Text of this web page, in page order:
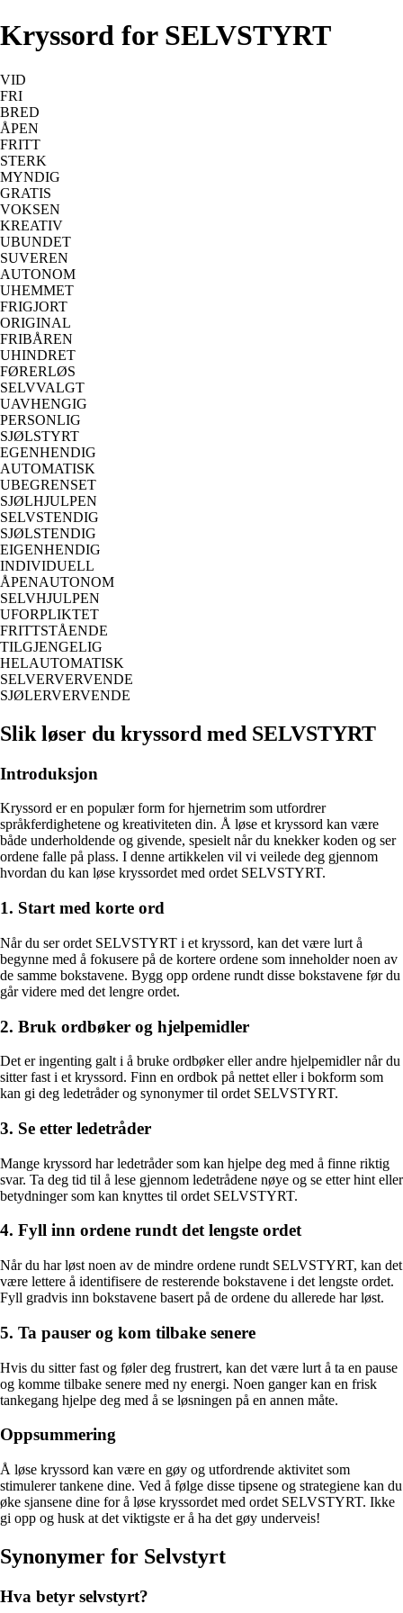
Kryssord for SELVSTYRT
VID
FRI
BRED
ÅPEN
FRITT
STERK
MYNDIG
GRATIS
VOKSEN
KREATIV
UBUNDET
SUVEREN
AUTONOM
UHEMMET
FRIGJORT
ORIGINAL
FRIBÅREN
UHINDRET
FØRERLØS
SELVVALGT
UAVHENGIG
PERSONLIG
SJØLSTYRT
EGENHENDIG
AUTOMATISK
UBEGRENSET
SJØLHJULPEN
SELVSTENDIG
SJØLSTENDIG
EIGENHENDIG
INDIVIDUELL
ÅPENAUTONOM
SELVHJULPEN
UFORPLIKTET
FRITTSTÅENDE
TILGJENGELIG
HELAUTOMATISK
SELVERVERVENDE
SJØLERVERVENDE
Slik løser du kryssord med SELVSTYRT
Introduksjon
Kryssord er en populær form for hjernetrim som utfordrer
språkferdighetene og kreativiteten din. Å løse et kryssord kan være
både underholdende og givende, spesielt når du knekker koden og ser
ordene falle på plass. I denne artikkelen vil vi veilede deg gjennom
hvordan du kan løse kryssordet med ordet SELVSTYRT.
1. Start med korte ord
Når du ser ordet SELVSTYRT i et kryssord, kan det være lurt å
begynne med å fokusere på de kortere ordene som inneholder noen av
de samme bokstavene. Bygg opp ordene rundt disse bokstavene før du
går videre med det lengre ordet.
2. Bruk ordbøker og hjelpemidler
Det er ingenting galt i å bruke ordbøker eller andre hjelpemidler når du
sitter fast i et kryssord. Finn en ordbok på nettet eller i bokform som
kan gi deg ledetråder og synonymer til ordet SELVSTYRT.
3. Se etter ledetråder
Mange kryssord har ledetråder som kan hjelpe deg med å finne riktig
svar. Ta deg tid til å lese gjennom ledetrådene nøye og se etter hint eller
betydninger som kan knyttes til ordet SELVSTYRT.
4. Fyll inn ordene rundt det lengste ordet
Når du har løst noen av de mindre ordene rundt SELVSTYRT, kan det
være lettere å identifisere de resterende bokstavene i det lengste ordet.
Fyll gradvis inn bokstavene basert på de ordene du allerede har løst.
5. Ta pauser og kom tilbake senere
Hvis du sitter fast og føler deg frustrert, kan det være lurt å ta en pause
og komme tilbake senere med ny energi. Noen ganger kan en frisk
tankegang hjelpe deg med å se løsningen på en annen måte.
Oppsummering
Å løse kryssord kan være en gøy og utfordrende aktivitet som
stimulerer tankene dine. Ved å følge disse tipsene og strategiene kan du
øke sjansene dine for å løse kryssordet med ordet SELVSTYRT. Ikke
gi opp og husk at det viktigste er å ha det gøy underveis!
Synonymer for Selvstyrt
Hva betyr selvstyrt?